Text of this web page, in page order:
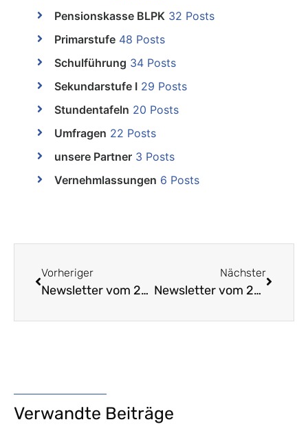
Pensionskasse BLPK 32 Posts
Primarstufe 48 Posts
Schulführung 34 Posts
Sekundarstufe I 29 Posts
Stundentafeln 20 Posts
Umfragen 22 Posts
unsere Partner 3 Posts
Vernehmlassungen 6 Posts
Vorheriger
Newsletter vom 25.9.2014: Replik auf eine Kolumne von Daniel Schaub, Mitglied der Fachkommission für Sportfragen des Kantons Basellandschaft, in der «Volksstimme» vom 25. September 2014
Nächster
Newsletter vom 28.9.2104: Protokoll der Delegierten- und Mitgliederversammlung vom 24.09.2014 verfügbar / Petition des LVB-Komitees «Qualität an den Schulen und in der Ausbildung der Sek I-Lehrkräfte» im Landrat
Verwandte Beiträge